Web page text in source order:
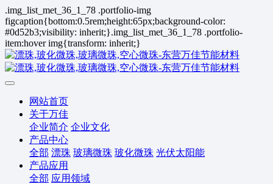
.img_list_met_36_1_78 .portfolio-img
figcaption{bottom:0.5rem;height:65px;background-color:
#0d52b3;visibility: inherit;}.img_list_met_36_1_78 .portfolio-
item:hover img{transform: inherit;}
网站首页
关于万佳
企业简介 企业文化
产品中心
全部 漂珠 玻璃微珠 玻化微珠 光伏太阳能
产品应用
全部 应用领域